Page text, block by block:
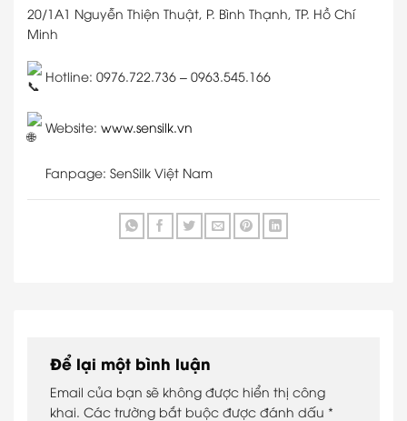
20/1A1 Nguyễn Thiện Thuật, P. Bình Thạnh, TP. Hồ Chí
Minh
Hotline: 0976.722.736 – 0963.545.166
Website: www.sensilk.vn
Fanpage: SenSilk Việt Nam
Để lại một bình luận
Email của bạn sẽ không được hiển thị công
khai. Các trường bắt buộc được đánh dấu *